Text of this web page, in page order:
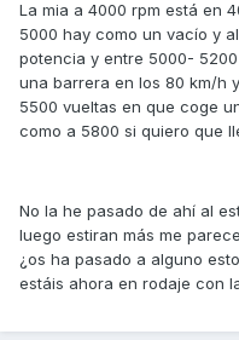
La mia a 4000 rpm está en
5000 hay como un vacío y
potencia y entre 5000-
una barrera en los 80 km/h
5500 vueltas en que coge
como a 5800 si quiero que
No la he pasado de ahí al
luego estiran más me
¿os ha pasado a alguno
estáis ahora en rodaje con